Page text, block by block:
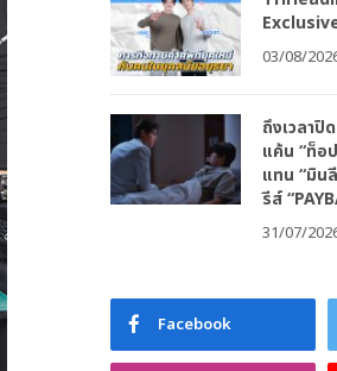
03/08/
ถึงเวลาปิ
แค้น “ท็อ
แทน “มิน
รีส์
31/07/
Facebook